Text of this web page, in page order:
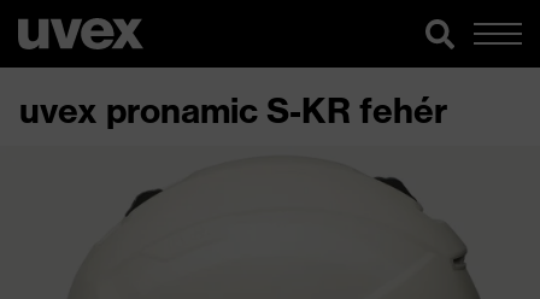
uvex pronamic S-KR fehér